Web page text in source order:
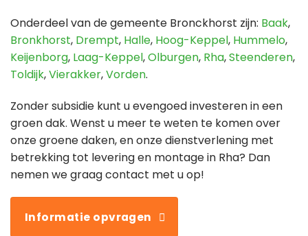
Onderdeel van de gemeente Bronckhorst zijn: Baak,
Bronkhorst, Drempt, Halle, Hoog-Keppel, Hummelo,
Keijenborg, Laag-Keppel,Olburgen, Rha,Steenderen,
Toldijk,Vierakker,Vorden.
Zonder subsidie kunt u evengoed investeren in een
groen dak. Wenst u meer te weten te komen over
onze groene daken, en onze dienstverlening met
betrekking tot levering en montage in Rha? Dan
nemen we graag contact met u op!
Informatie opvragen